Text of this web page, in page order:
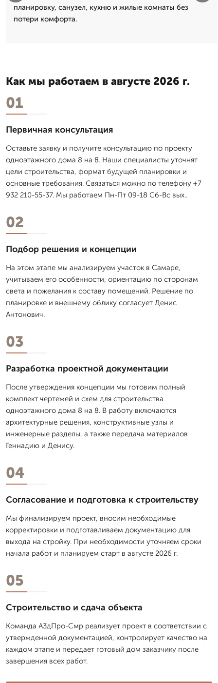
планировку, санузел, кухню и жилые комнаты без
потери комфорта.
Как мы работаем в августе 2026 г.
01
Первичная консультация
Оставьте заявку и получите консультацию по проекту
одноэтажного дома 8 на 8. Наши специалисты уточнят
цели строительства, формат будущей планировки и
основные требования. Связаться можно по телефону +7
932 210-55-37. Мы работаем Пн-Пт 09-18 Сб-Вс вых..
02
Подбор решения и концепции
На этом этапе мы анализируем участок в Самаре,
учитываем его особенности, ориентацию по сторонам
света и пожелания к составу помещений. Решение по
планировке и внешнему облику согласует Денис
Антонович.
03
Разработка проектной документации
После утверждения концепции мы готовим полный
комплект чертежей и схем для строительства
одноэтажного дома 8 на 8. В работу включаются
архитектурные решения, конструктивные узлы и
инженерные разделы, а также передача материалов
Геннадию и Денису.
04
Согласование и подготовка к строительству
Мы финализируем проект, вносим необходимые
корректировки и подготавливаем документацию для
выхода на стройку. При необходимости уточняем сроки
начала работ и планируем старт в августе 2026 г.
05
Строительство и сдача объекта
Команда А3дПро-Смр реализует проект в соответствии с
утвержденной документацией, контролирует качество на
каждом этапе и передает готовый дом заказчику после
завершения всех работ.